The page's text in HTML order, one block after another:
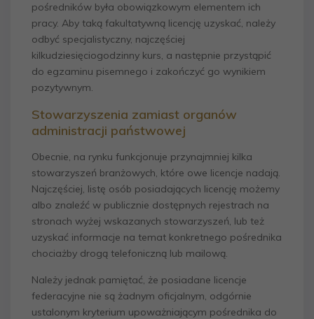
pośredników była obowiązkowym elementem ich
pracy. Aby taką fakultatywną licencję uzyskać, należy
odbyć specjalistyczny, najczęściej
kilkudziesięciogodzinny kurs, a następnie przystąpić
do egzaminu pisemnego i zakończyć go wynikiem
pozytywnym.
Stowarzyszenia zamiast organów
administracji państwowej
Obecnie, na rynku funkcjonuje przynajmniej kilka
stowarzyszeń branżowych, które owe licencje nadają.
Najczęściej, listę osób posiadających licencję możemy
albo znaleźć w publicznie dostępnych rejestrach na
stronach wyżej wskazanych stowarzyszeń, lub też
uzyskać informacje na temat konkretnego pośrednika
chociażby drogą telefoniczną lub mailową.
Należy jednak pamiętać, że posiadane licencje
federacyjne nie są żadnym oficjalnym, odgórnie
ustalonym kryterium upoważniającym pośrednika do